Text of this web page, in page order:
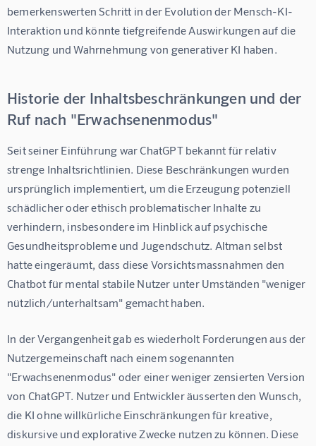
bemerkenswerten Schritt in der Evolution der Mensch-KI-
Interaktion und könnte tiefgreifende Auswirkungen auf die
Nutzung und Wahrnehmung von generativer KI haben.
Historie der Inhaltsbeschränkungen und der
Ruf nach "Erwachsenenmodus"
Seit seiner Einführung war ChatGPT bekannt für relativ
strenge Inhaltsrichtlinien. Diese Beschränkungen wurden
ursprünglich implementiert, um die Erzeugung potenziell
schädlicher oder ethisch problematischer Inhalte zu
verhindern, insbesondere im Hinblick auf psychische
Gesundheitsprobleme und Jugendschutz. Altman selbst
hatte eingeräumt, dass diese Vorsichtsmassnahmen den
Chatbot für mental stabile Nutzer unter Umständen "weniger
nützlich/unterhaltsam" gemacht haben.
In der Vergangenheit gab es wiederholt Forderungen aus der
Nutzergemeinschaft nach einem sogenannten
"Erwachsenenmodus" oder einer weniger zensierten Version
von ChatGPT. Nutzer und Entwickler äusserten den Wunsch,
die KI ohne willkürliche Einschränkungen für kreative,
diskursive und explorative Zwecke nutzen zu können. Diese